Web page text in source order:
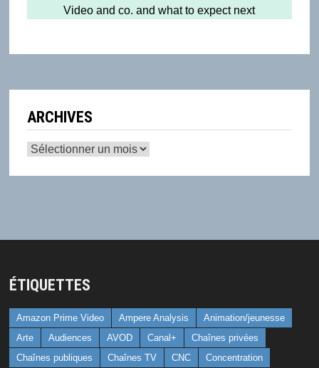
Video and co. and what to expect next
ARCHIVES
Archives
ÉTIQUETTES
Amazon Prime Video Ampere Analysis
Animation/jeunesse
Arte
Audiences AVOD Canal+
Chaînes privées
Chaînes publiques
Chaînes TV CNC Concentration